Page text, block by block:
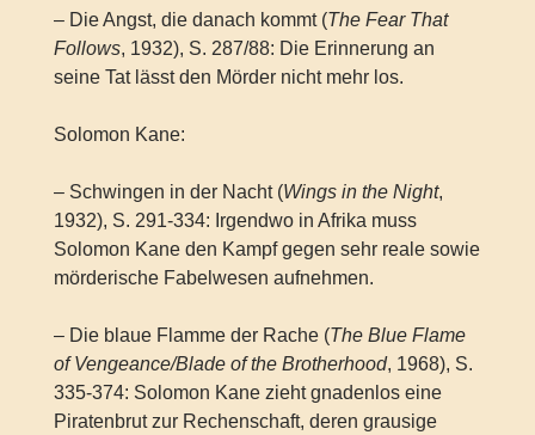
– Die Angst, die danach kommt (The Fear That
Follows, 1932), S. 287/88: Die Erinnerung an
seine Tat lässt den Mörder nicht mehr los.
Solomon Kane:
– Schwingen in der Nacht (Wings in the Night,
1932), S. 291-334: Irgendwo in Afrika muss
Solomon Kane den Kampf gegen sehr reale sowie
mörderische Fabelwesen aufnehmen.
– Die blaue Flamme der Rache (The Blue Flame
of Vengeance/Blade of the Brotherhood, 1968), S.
335-374: Solomon Kane zieht gnadenlos eine
Piratenbrut zur Rechenschaft, deren grausige